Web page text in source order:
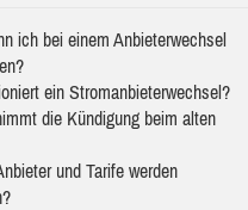
ich bei einem Anbieterwechsel
ein Stromanbieterwechsel?
die Kündigung beim alten
und Tarife werden